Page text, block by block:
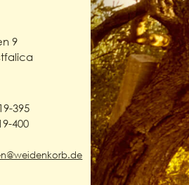
9
395
400